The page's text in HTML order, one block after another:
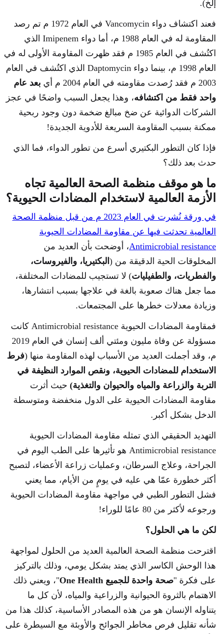
إلخ).
فعند اكتشاف دواء Vancomycin في العام 1972 م تم رصد
المقاومة له في العام 1988 م، أما دواء Imipenem الذي
اكتُشف في العام 1985 م فقد ظهرت المقاومة الأولى له في
العام 1998 م، بينما دواء Daptomycin الذي اكتُشف في العام
2003 م فقد رُصدت مقاومته في العام 2004 م أي
بعد عام
واحد فقط من اكتشافه، وهذا يجعل السبب واضحًا في عجز
الشركات الدوائية عن ضخ مبالغ ضخمة دون وجود ربحية
ممكنة بسبب المقاومة السريعة للأدوية الجديدة!
فإذا كان التطور البكتيري أسرع من تطور الدواء، فما الذي
حدث بعد ذلك؟
ما هو موقف منظمة الصحة العالمية تجاه
الأزمة العالمية لاستخدام المضادات الحيوية؟
في ورقة نُشرت في العام 2023 م من قبل منظمة الصحة
العالمية تحدثت فيها عن مقاومة المضادات الحيوية
Antimicrobial resistance، أوضحت بأن العديد من
المخلوقات الحية الدقيقة من ( البكتيريا، والفيروسات،
والفطريات، والطفيليات) لا تستجيب للمضادات المختلفة،
مما جعل هناك صعوبة بالغة في علاجها بسبب انتشارها،
وزيادة معدلات خطرها على المجتمعات.
فمقاومة المضادات الحيوية Antimicrobial resistance كانت
مسؤولة عن وفاة مليون ومئتي ألف إنسان في العام 2019
م، وقد أجملت العديد من الأسباب لهذه المقاومة منها (فرط
الاستخدام للمضادات الحيوية، ونقص الموارد النظيفة في
التربة والزراعة والمياه والحيوان والتغذية) حيث أثرت
مقاومة المضادات الحيوية على الدول منخفضة ومتوسطة
الدخل بشكل أكبر.
التهديد الحقيقي الذي تمثله مقاومة المضادات الحيوية
Antimicrobial resistance هو تأثيرها على الطب اليوم في
الجراحة، وعلاج السرطان، وعمليات زراعة الأعضاء، لتصبح
أكثر خطورة عمّا هي عليه في يومٍ من الأيام، مما يعني
فشل التطور الطبي في مواجهة مقاومة المضادات الحيوية
ورجوعه لأكثر من 80 عامًا للوراء!
لكن ما هي الحلول؟
اقترحت منظمة الصحة العالمية العديد من الحلول لمواجهة
هذا الوحش الكاسر الذي يمتد بشكل يومي، وذلك بالتركيز
على فكرة "صحة واحدة للجميع One Health
"، ويعني ذلك
الاهتمام بالثروة الحيوانية والزراعية والمياه، لأن كل ما
يتناوله الإنسان هو من هذه المصادر الأساسية، كذلك هذا من
شأنه تقليل فرص مخاطر الجوائح والأوبئة مع السيطرة على